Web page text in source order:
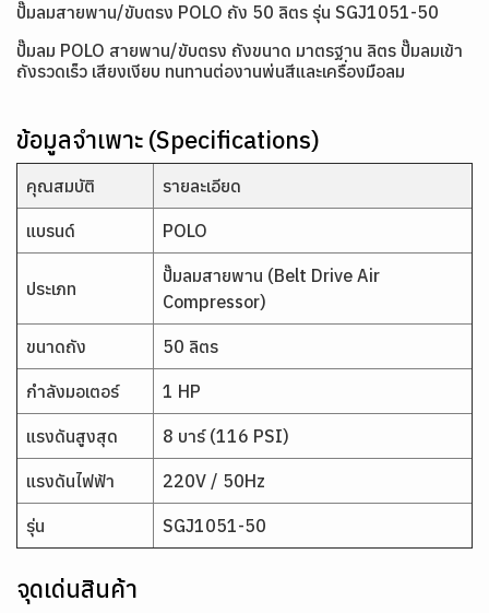
ปั๊มลมสายพาน/ขับตรง POLO ถัง 50 ลิตร รุ่น SGJ1051-50
ปั๊มลม POLO สายพาน/ขับตรง ถังขนาด มาตรฐาน ลิตร ปั๊มลมเข้า
ถังรวดเร็ว เสียงเงียบ ทนทานต่องานพ่นสีและเครื่องมือลม
ข้อมูลจำเพาะ (Specifications)
คุณสมบัติ รายละเอียด
แบรนด์ POLO
ประเภท
ปั๊มลมสายพาน (Belt Drive Air
Compressor)
ขนาดถัง 50 ลิตร
กำลังมอเตอร์ 1 HP
แรงดันสูงสุด 8 บาร์ (116 PSI)
แรงดันไฟฟ้า 220V / 50Hz
รุ่น SGJ1051-50
จุดเด่นสินค้า